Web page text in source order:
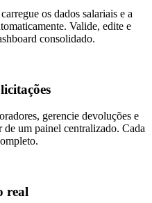
os dados salariais e a
Valide, edite e
consolidado.
gerencie devoluções e
um painel centralizado. Cada
real